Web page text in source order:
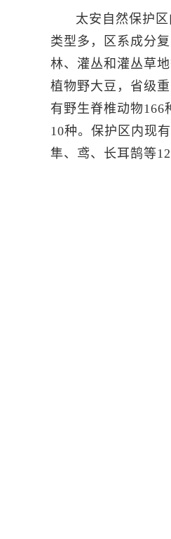
太安自然保护
类型多，区系成分
林、灌丛和灌丛草
植物野大豆，省级
有野生脊椎动物166
10种。保护区内现
隼、鸢、长耳鹄等12